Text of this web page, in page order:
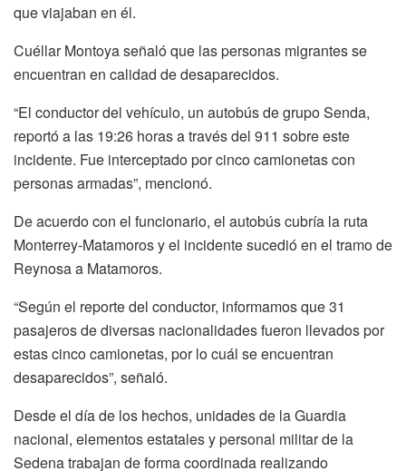
que viajaban en él.
Cuéllar Montoya señaló que las personas migrantes se
encuentran en calidad de desaparecidos.
“El conductor del vehículo, un autobús de grupo Senda,
reportó a las 19:26 horas a través del 911 sobre este
incidente. Fue interceptado por cinco camionetas con
personas armadas”, mencionó.
De acuerdo con el funcionario, el autobús cubría la ruta
Monterrey-Matamoros y el incidente sucedió en el tramo de
Reynosa a Matamoros.
“Según el reporte del conductor, informamos que 31
pasajeros de diversas nacionalidades fueron llevados por
estas cinco camionetas, por lo cuál se encuentran
desaparecidos”, señaló.
Desde el día de los hechos, unidades de la Guardia
nacional, elementos estatales y personal militar de la
Sedena trabajan de forma coordinada realizando